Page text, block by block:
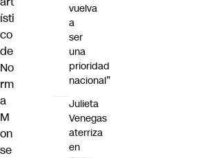
ísti
co
de
No
rm
a
M
on
se
vuelva
a
ser
una
prioridad
nacional”
Julieta
Venegas
aterriza
en